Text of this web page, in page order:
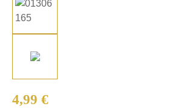
Regulärer Preis:
4,99 €